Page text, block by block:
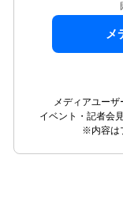
メ
メディアユーザ
イベント・記者会
※内容は